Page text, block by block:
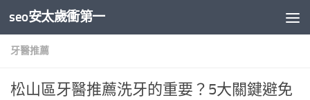
Skip to content
seo安太歲衝第一
牙醫推薦
松山區牙醫推薦洗牙的重要？5大關鍵避免